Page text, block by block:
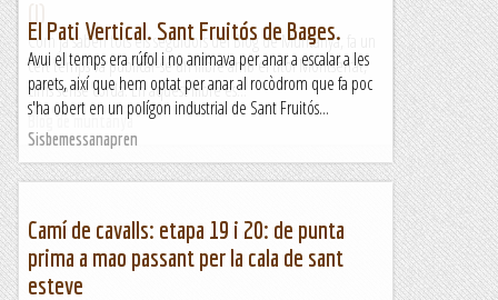
Com ja saben tots els seguidors del Blog de Muntanya, fa un
cert temps va publicar-se un llibre amb el títol Montserrat,
cims sense corda. En aquest llibre es...
Blog de muntanya
El Pati Vertical. Sant Fruitós de Bages.
Avui el temps era rúfol i no animava per anar a escalar a les
parets, així que hem optat per anar al rocòdrom que fa poc
s'ha obert en un polígon industrial de Sant Fruitós...
Sisbemessanapren
Camí de cavalls: etapa 19 i 20: de punta
prima a mao passant per la cala de sant
esteve